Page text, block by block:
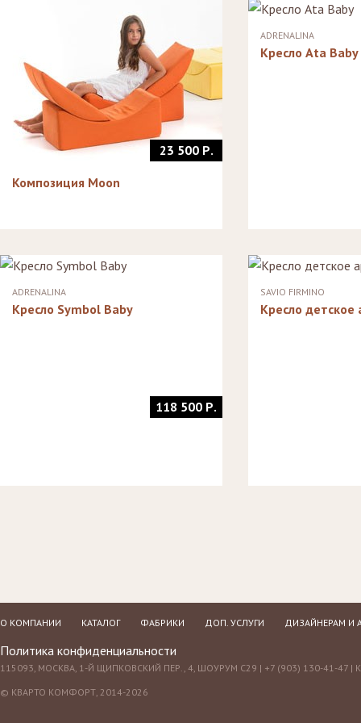
Столики
журнальные,
придиванные,
Аксессуары и
подарки
Банкетки,
кушетки
Зеркала
Мебель для
ванной
23 500 Р.
Композиция Moon
ADRENALINA
Кресло Ata Baby
118 500 Р.
ADRENALINA
Кресло Symbol Baby
SAVIO FIRMINO
Кресло детское
О КОМПАНИИ КАТАЛОГ ФАБРИКИ ДОП. УСЛУГИ ДИЗАЙНЕРАМ И
Политика конфиденциальности
115093, МОСКВА, 1-Й ЩИПКОВСКИЙ ПЕР., 4, ШОУРУМ С29 | +7 (903) 130-41-47 |
© КВАРТО КОМФОРТ, 2014-2026